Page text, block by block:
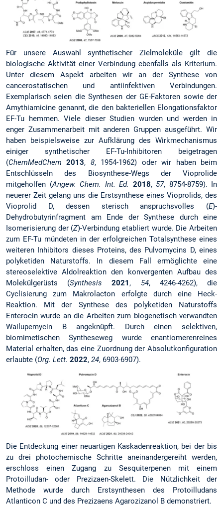
Für unsere Auswahl synthetischer Zielmoleküle gilt die
biologische Aktivität einer Verbindung ebenfalls als Kriterium.
Unter diesem Aspekt arbeiten wir an der Synthese von
cancerostatischen und antiinfektiven Verbindungen.
Exemplarisch seien die Synthesen der GE-Faktoren sowie der
Amythiamicine genannt, die den bakteriellen Elongationsfaktor
EF-Tu hemmen. Viele dieser Studien wurden und werden in
enger Zusammenarbeit mit anderen Gruppen ausgeführt. Wir
haben beispielsweise zur Aufklärung des Wirkmechanismus
einiger synthetischer EF-Tu-Inhibitoren beigetragen
(ChemMedChem2013, 8, 1954-1962) oder wir haben beim
Entschlüsseln des Biosynthese-Wegs der Vioprolide
mitgeholfen (Angew. Chem. Int. Ed. 2018, 57, 8754-8759). In
neuerer Zeit gelang uns die Erstsynthese eines Vioprolids, des
Vioprolid D, dessen sterisch anspruchsvolles (E)-
Dehydrobutyrinfragment am Ende der Synthese durch eine
Isomerisierung der (Z)-Verbindung etabliert wurde. Die Arbeiten
zum EF-Tu mündeten in der erfolgreichen Totalsynthese eines
weiteren Inhibitors dieses Proteins, des Pulvomycins D, eines
polyketiden Naturstoffs. In diesem Fall ermöglichte eine
stereoselektive Aldolreaktion den konvergenten Aufbau des
Molekülgerüsts (Synthesis 2021 , 54, 4246-4262), die
Cyclisierung zum Makrolacton erfolgte durch eine Heck-
Reaktion. Mit der Synthese des polyketiden Naturstoffs
Enterocin wurde an die Arbeiten zum biogenetisch verwandten
Wailupemycin B angeknüpft. Durch einen selektiven,
biomimetischen Syntheseweg wurde enantiomerenreines
Material erhalten, das eine Zuordnung der Absolutkonfiguration
erlaubte (Org. Lett. 2022, 24, 6903-6907).
Die Entdeckung einer neuartigen Kaskadenreaktion, bei der bis
zu drei photochemische Schritte aneinandergereiht werden,
erschloss einen Zugang zu Sesquiterpenen mit einem
Protoilludan- oder Prezizaen-Skelett. Die Nützlichkeit der
Methode wurde durch Erstsynthesen des Protoilludans
Atlanticon C und des Prezizaens Agarozizanol B demonstriert.